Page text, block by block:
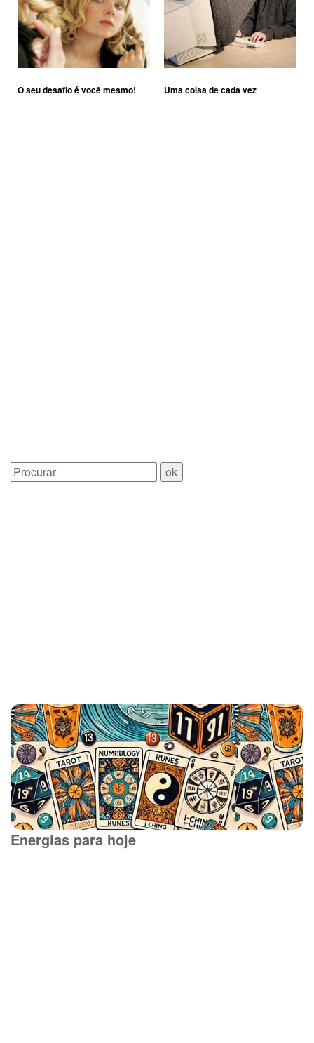
O seu desafio é você mesmo! Uma coisa de cada vez
Energias para hoje